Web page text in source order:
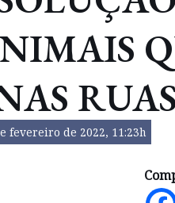
RUAS
fevereiro de 2022, 11:23h